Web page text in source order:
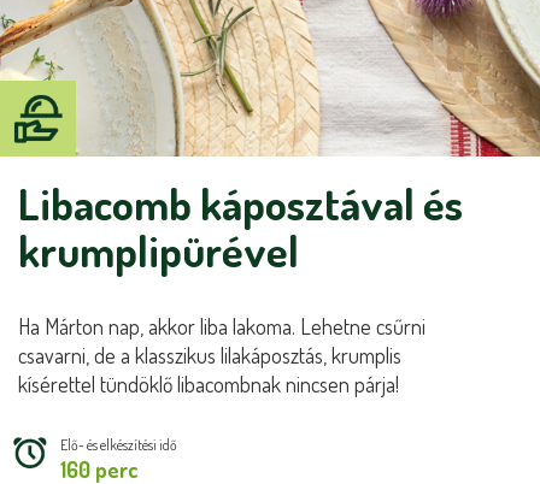
Libacomb káposztával és
krumplipürével
Ha Márton nap, akkor liba lakoma. Lehetne csűrni
csavarni, de a klasszikus lilakáposztás, krumplis
kísérettel tündöklő libacombnak nincsen párja!
Elő- és elkészítési idő
160 perc